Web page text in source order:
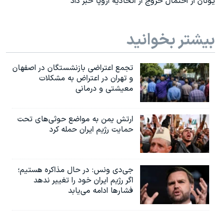
بیشتر بخوانید
تجمع اعتراضی بازنشستگان در اصفهان
و تهران در اعتراض به مشکلات
معیشتی و درمانی
ارتش یمن به مواضع حوثی‌های تحت
حمایت رژیم ایران حمله کرد
جی‌دی ونس: در حال مذاکره هستیم؛
اگر رژیم ایران خود را تغییر ندهد
فشارها ادامه می‌یابد